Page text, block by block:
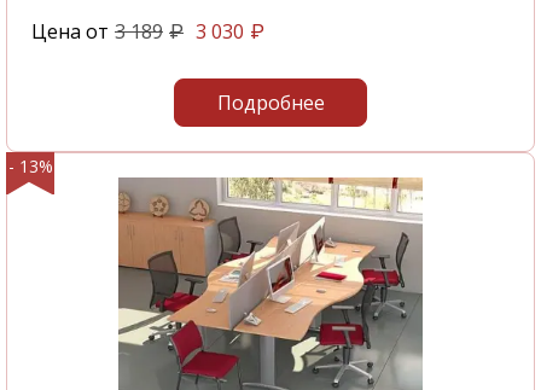
Цена от 3 189 ₽ 3 030 ₽
Подробнее
- 13%